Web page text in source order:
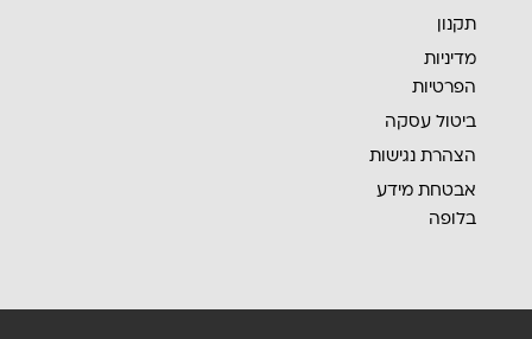
תקנון
מדיניות
הפרטיות
ביטול עסקה
הצהרת נגישות
אבטחת מידע
בלופה